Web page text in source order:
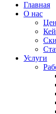
Главная
О нас
Услуги